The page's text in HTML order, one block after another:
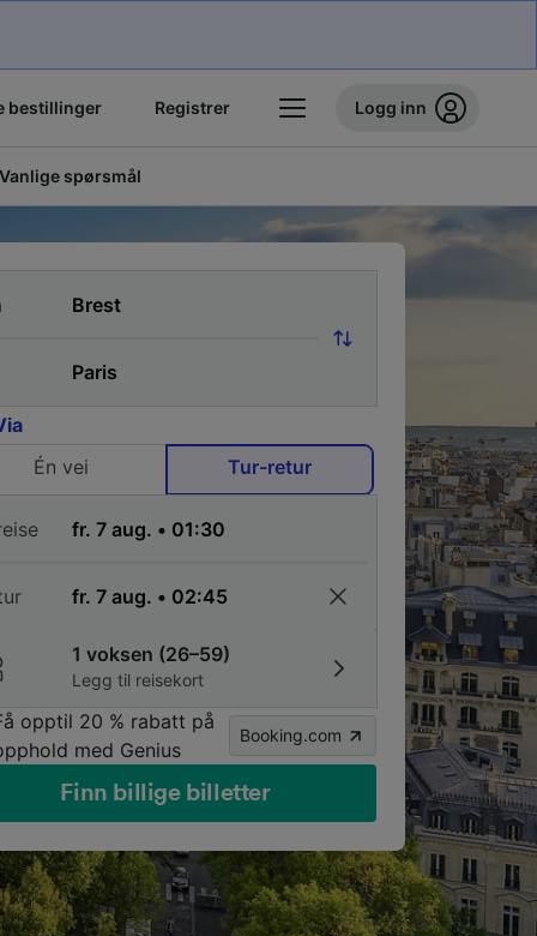
bestillinger Registrer Logg inn
Vanlige spørsmål
Én vei
Tur-retur
1 voksen (26–59)
Legg til reisekort
opptil 20 % rabatt på
med Genius
Booking.com
Finn billige billetter